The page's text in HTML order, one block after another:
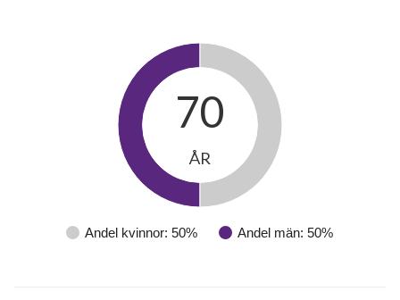
Andel kvinnor: 50% Andel män: 50%
70
ÅR